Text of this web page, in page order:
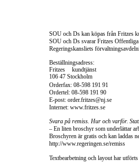
SOU och Ds kan köpas från Fritzes
SOU och Ds svarar Fritzes
Regeringskansliets
Beställningsadress:
Fritzes kundtjänst
106 47 Stockholm
Orderfax: 08-598 191 91
Ordertel: 08-598 191 90
E-post: order.fritzes@nj.se
Internet: www.fritzes.se
Svara på remiss. Hur och varför.
– En liten broschyr som underlättar
Broschyren är gratis och kan laddas
http://www.regeringen.se/remiss
Textbearbetning och layout har